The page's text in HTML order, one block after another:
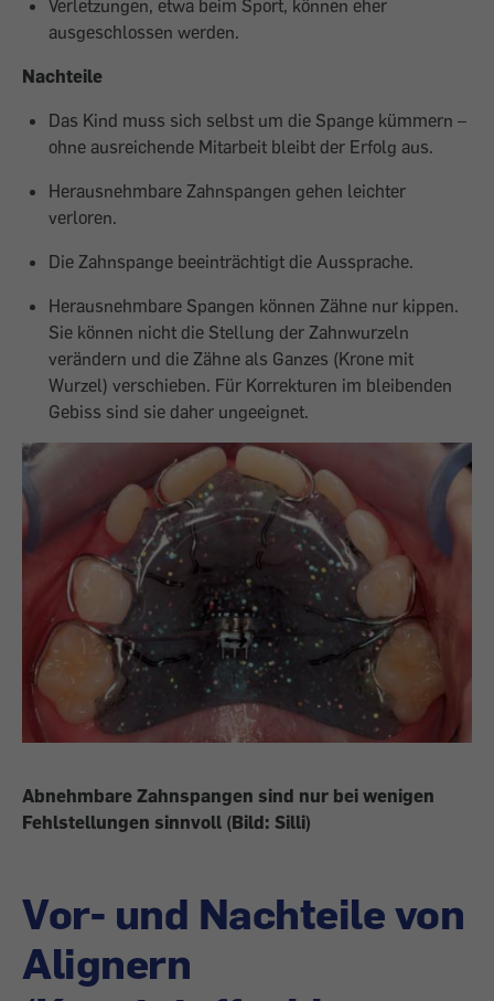
Verletzungen, etwa beim Sport, können eher
ausgeschlossen werden.
Nachteile
Das Kind muss sich selbst um die Spange kümmern –
ohne ausreichende Mitarbeit bleibt der Erfolg aus.
Herausnehmbare Zahnspangen gehen leichter
verloren.
Die Zahnspange beeinträchtigt die Aussprache.
Herausnehmbare Spangen können Zähne nur kippen.
Sie können nicht die Stellung der Zahnwurzeln
verändern und die Zähne als Ganzes (Krone mit
Wurzel) verschieben. Für Korrekturen im bleibenden
Gebiss sind sie daher ungeeignet.
Abnehmbare Zahnspangen sind nur bei wenigen
Fehlstellungen sinnvoll (Bild: Silli)
Vor- und Nachteile von
Alignern